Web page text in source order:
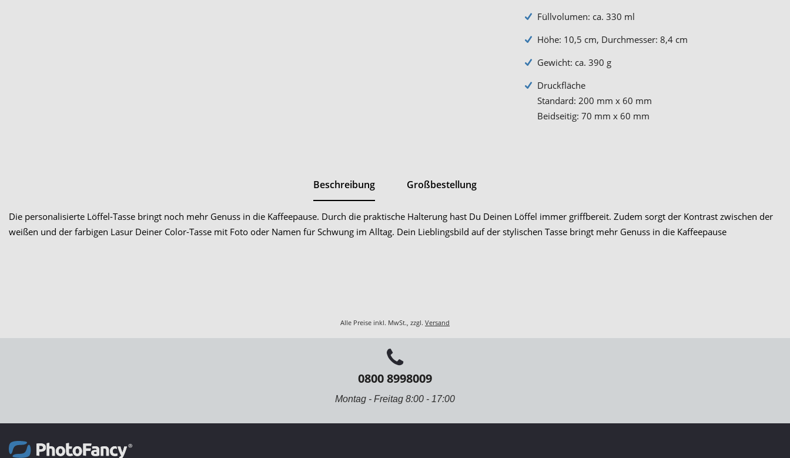
Füllvolumen: ca. 330 ml
Höhe: 10,5 cm, Durchmesser: 8,4 cm
Gewicht: ca. 390 g
Druckfläche
Standard: 200 mm x 60 mm
Beidseitig: 70 mm x 60 mm
Beschreibung
Die personalisierte Löffel-Tasse bringt noch mehr Genuss in die Kaffeepause. Durch die praktische Halterung hast Du Deinen Löffel immer griffbereit. Zudem sorgt der Kontrast zwischen der
weißen und der farbigen Lasur Deiner Color-Tasse mit Foto oder Namen für Schwung im Alltag. Dein Lieblingsbild auf der stylischen Tasse bringt mehr Genuss in die Kaffeepause
Großbestellung
Alle Preise inkl. MwSt., zzgl. Versand
0800 8998009
Montag - Freitag 8:00 - 17:00